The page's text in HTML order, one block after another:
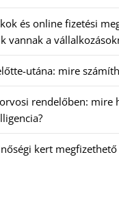
és online fizetési
vannak a
utána: mire
rendelőben: mire
kert